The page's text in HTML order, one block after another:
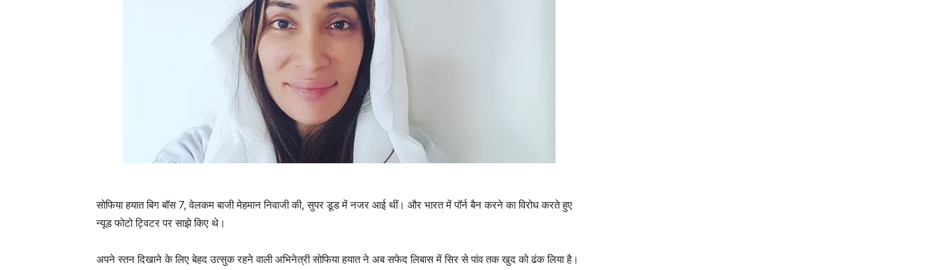
सोफिया हयात बिग बॉस 7, वेलकम बाजी मेहमान निवाजी की, सुपर डूड में नजर आई थीं। और भारत में पॉर्न बैन करने का विरोध करते हुए
न्‍यूड फोटो ट्विटर पर साझे किए थे।
अपने स्‍तन दिखाने के लिए बेहद उत्‍सुक रहने वाली अभिनेत्री सोफिया हयात ने अब सफेद लिबास में सिर से पांव तक खुद को ढंक लिया है।